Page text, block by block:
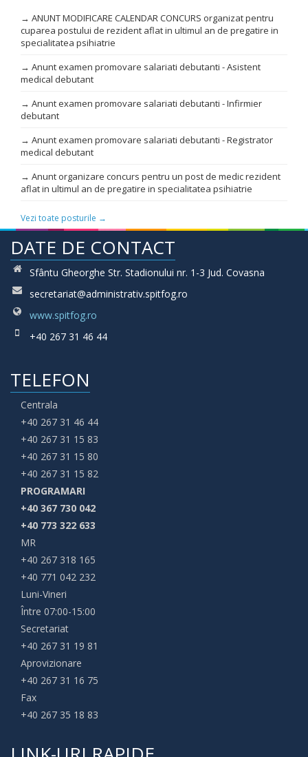
→ ANUNT MODIFICARE CALENDAR CONCURS organizat pentru
cuparea postului de rezident aflat in ultimul an de pregatire in
specialitatea psihiatrie
→ Anunt examen promovare salariati debutanti - Asistent
medical debutant
→ Anunt examen promovare salariati debutanti - Infirmier
debutant
→ Anunt examen promovare salariati debutanti - Registrator
medical debutant
→ Anunt organizare concurs pentru un post de medic rezident
aflat in ultimul an de pregatire in specialitatea psihiatrie
Vezi toate posturile →
DATE DE CONTACT
Sfântu Gheorghe Str. Stadionului nr. 1-3 Jud. Covasna
secretariat@administrativ.spitfog.ro
www.spitfog.ro
+40 267 31 46 44
TELEFON
Centrala
+40 267 31 46 44
+40 267 31 15 83
+40 267 31 15 80
+40 267 31 15 82
PROGRAMARI
+40 367 730 042
+40 773 322 633
MR
+40 267 318 165
+40 771 042 232
Luni-Vineri
Între 07:00-15:00
Secretariat
+40 267 31 19 81
Aprovizionare
+40 267 31 16 75
Fax
+40 267 35 18 83